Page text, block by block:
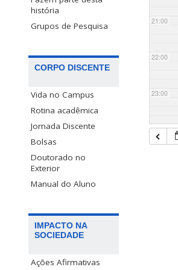
história
Grupos de Pesquisa
CORPO DISCENTE
Vida no Campus
Rotina acadêmica
Jornada Discente
Bolsas
Doutorado no
Exterior
Manual do Aluno
IMPACTO NA
SOCIEDADE
Ações Afirmativas
21:00
22:00
23:00